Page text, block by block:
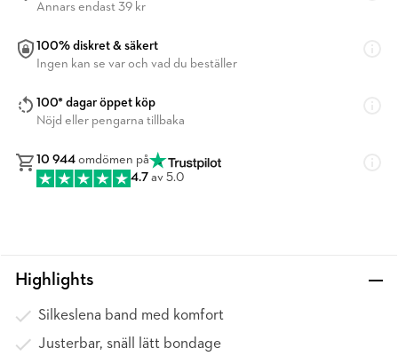
Annars endast 39 kr
100% diskret & säkert
Ingen kan se var och vad du beställer
100* dagar öppet köp
Nöjd eller pengarna tillbaka
10 944 omdömen på
4.7 av 5.0
Highlights
Silkeslena band med komfort
Justerbar, snäll lätt bondage